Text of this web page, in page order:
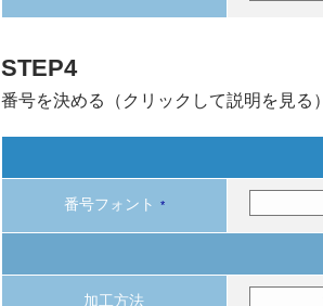
STEP4
番号を決める（クリックして説明を見る）
番号フォント *
加工方法